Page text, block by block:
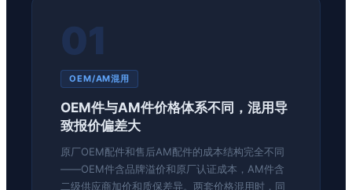
01
OEM/AM混用
OEM件与AM件价格体系不同，混用导
致报价偏差大
原厂OEM配件和售后AM配件的成本结构完全不同
——OEM件含品牌溢价和原厂认证成本，AM件含
二级供应商加价和质保差异。两套价格混用时，同